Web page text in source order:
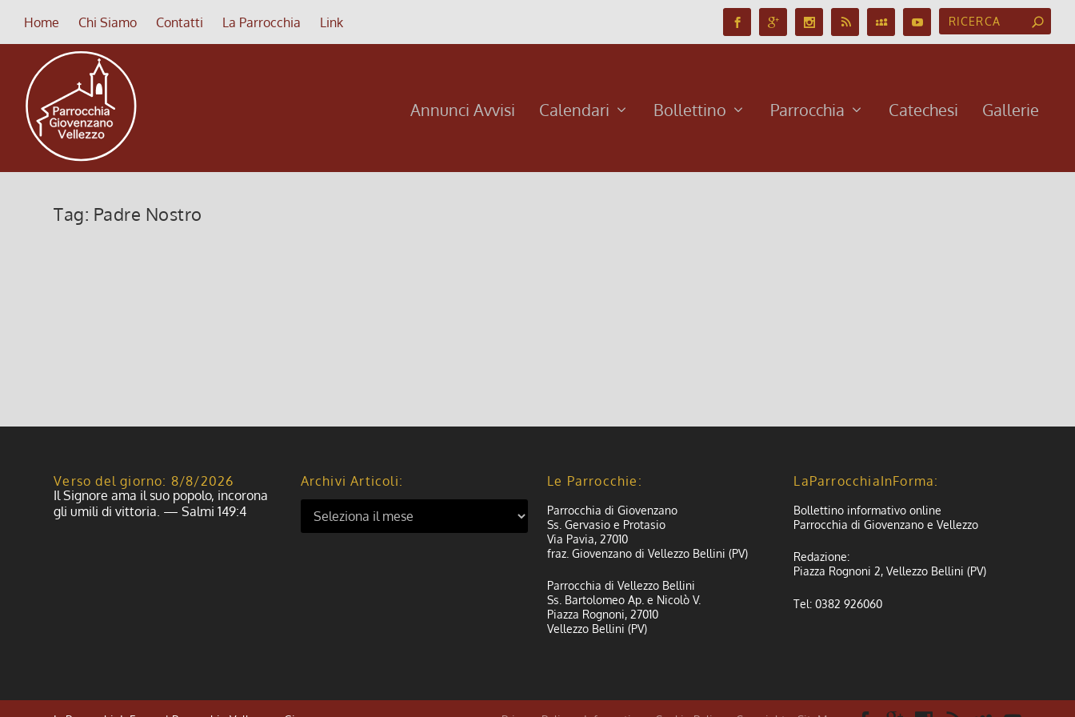
Home Chi Siamo Contatti La Parrocchia Link
Annunci Avvisi Calendari Bollettino Parrocchia Catechesi Gallerie
Tag: Padre Nostro
Verso del giorno: 8/8/2026
Il Signore ama il suo popolo, incorona
gli umili di vittoria. — Salmi 149:4
Archivi Articoli: Le Parrocchie:
Parrocchia di Giovenzano
Ss. Gervasio e Protasio
Via Pavia, 27010
fraz. Giovenzano di Vellezzo Bellini (PV)
Parrocchia di Vellezzo Bellini
Ss. Bartolomeo Ap. e Nicolò V.
Piazza Rognoni, 27010
Vellezzo Bellini (PV)
LaParrocchiaInForma:
Bollettino informativo online
Parrocchia di Giovenzano e Vellezzo
Redazione:
Piazza Rognoni 2, Vellezzo Bellini (PV)
Tel: 0382 926060